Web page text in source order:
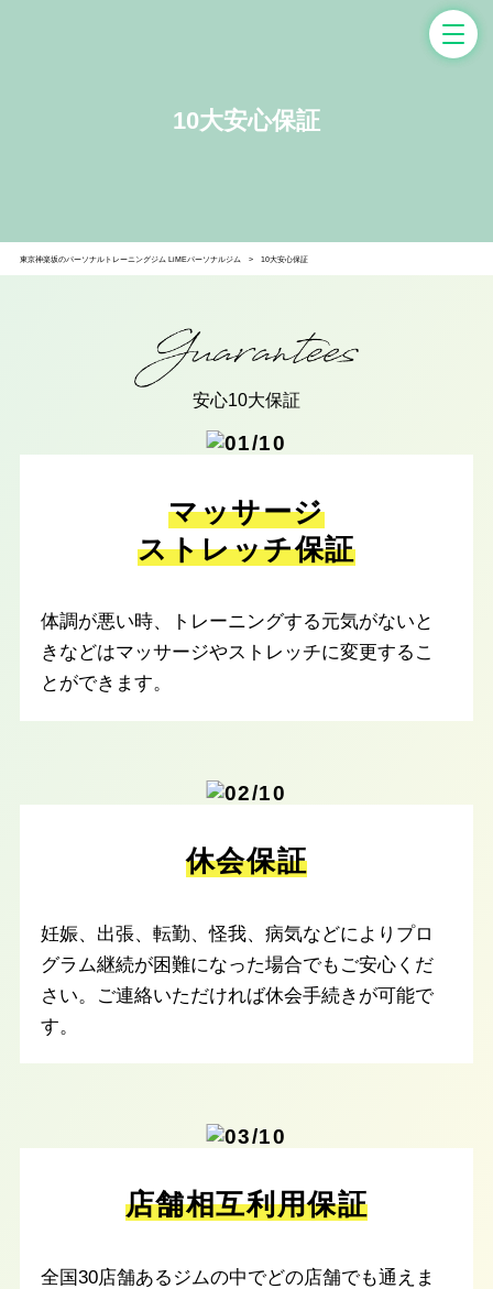
10大安心保証
東京神楽坂のパーソナルトレーニングジム LiMEパーソナルジム 10大安心保証
安心10大保証
マッサージ
ストレッチ保証
体調が悪い時、トレーニングする元気がないと
きなどはマッサージやストレッチに変更するこ
とができます。
休会保証
妊娠、出張、転勤、怪我、病気などによりプロ
グラム継続が困難になった場合でもご安心くだ
さい。ご連絡いただければ休会手続きが可能で
す。
店舗相互利用保証
全国30店舗あるジムの中でどの店舗でも通えま